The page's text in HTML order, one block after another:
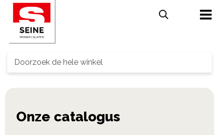
Search